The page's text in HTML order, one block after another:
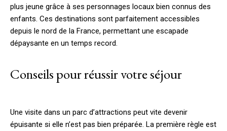
plus jeune grâce à ses personnages locaux bien connus des
enfants. Ces destinations sont parfaitement accessibles
depuis le nord de la France, permettant une escapade
dépaysante en un temps record.
Conseils pour réussir votre séjour
Une visite dans un parc d’attractions peut vite devenir
épuisante si elle n’est pas bien préparée. La première règle est